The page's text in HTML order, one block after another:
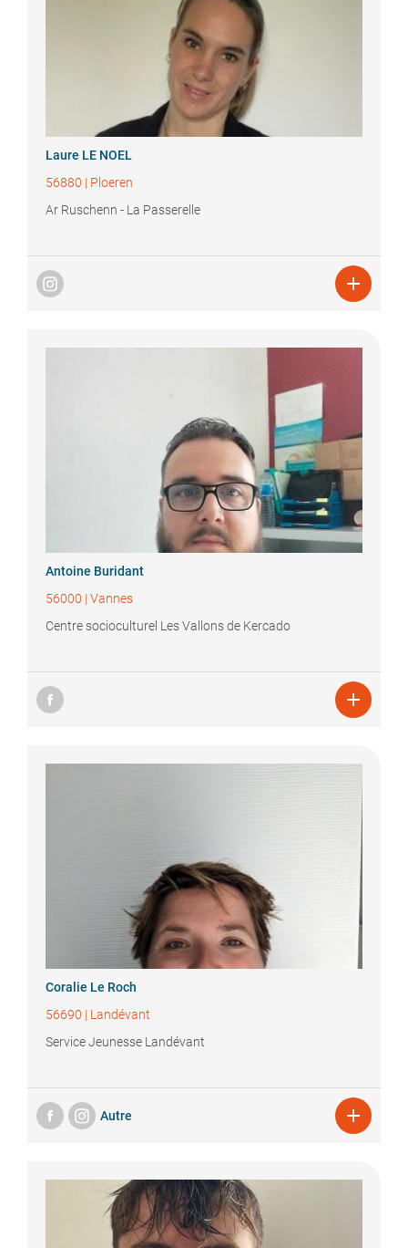
Laure LE NOEL
56880 | Ploeren
Ar Ruschenn - La Passerelle

Antoine Buridant
56000 | Vannes
Centre socioculturel Les Vallons de Kercado

Coralie Le Roch
56690 | Landévant
Service Jeunesse Landévant
Autre 